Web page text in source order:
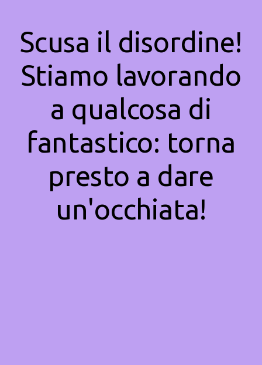
Scusa il disordine!
Stiamo lavorando
a qualcosa di
fantastico: torna
presto a dare
un'occhiata!